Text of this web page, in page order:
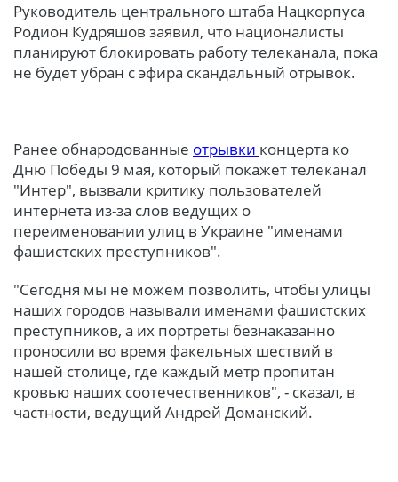
Руководитель центрального штаба Нацкорпуса
Родион Кудряшов заявил, что националисты
планируют блокировать работу телеканала, пока
не будет убран с эфира скандальный отрывок.
Ранее обнародованные отрывки концерта ко
Дню Победы 9 мая, который покажет телеканал
"Интер", вызвали критику пользователей
интернета из-за слов ведущих о
переименовании улиц в Украине "именами
фашистских преступников".
"Сегодня мы не можем позволить, чтобы улицы
наших городов называли именами фашистских
преступников, а их портреты безнаказанно
проносили во время факельных шествий в
нашей столице, где каждый метр пропитан
кровью наших соотечественников", - сказал, в
частности, ведущий Андрей Доманский.